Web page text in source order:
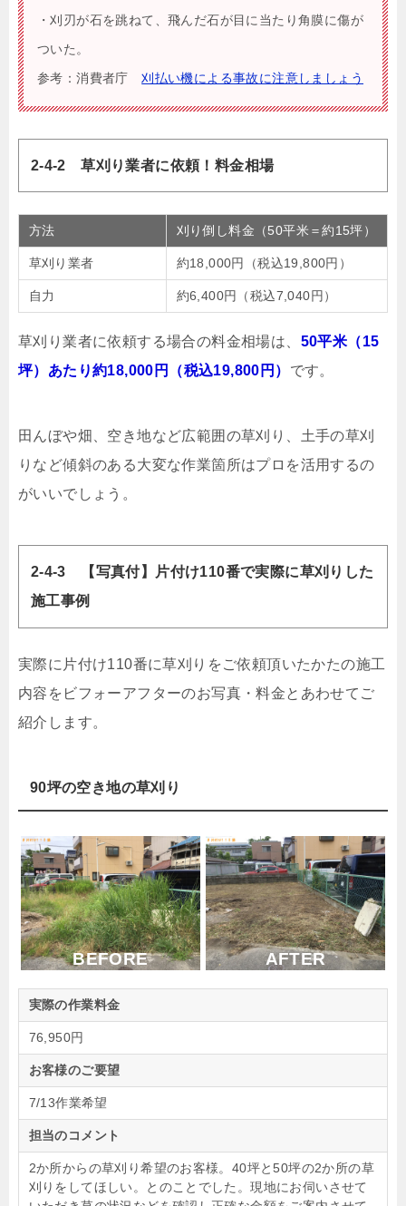
・刈刃が石を跳ねて、飛んだ石が目に当たり角膜に傷が
ついた。
参考：消費者庁刈払い機による事故に注意しましょう
2-4-2 草刈り業者に依頼！料金相場
方法 刈り倒し料金（50平米＝約15坪）
草刈り業者 約18,000円（税込19,800円）
自力 約6,400円（税込7,040円）
草刈り業者に依頼する場合の料金相場は、 50平米（15
坪）あたり約18,000円（税込19,800円） です。
田んぼや畑、空き地など広範囲の草刈り、土手の草刈
りなど傾斜のある大変な作業箇所はプロを活用するの
がいいでしょう。
2-4-3 【写真付】片付け110番で実際に草刈りした
施工事例
実際に片付け110番に草刈りをご依頼頂いたかたの施工
内容をビフォーアフターのお写真・料金とあわせてご
紹介します。
90坪の空き地の草刈り
BEFORE AFTER
実際の作業料金
76,950円
お客様のご要望
7/13作業希望
担当のコメント
2か所からの草刈り希望のお客様。40坪と50坪の2か所の草
刈りをしてほしい。とのことでした。現地にお伺いさせて